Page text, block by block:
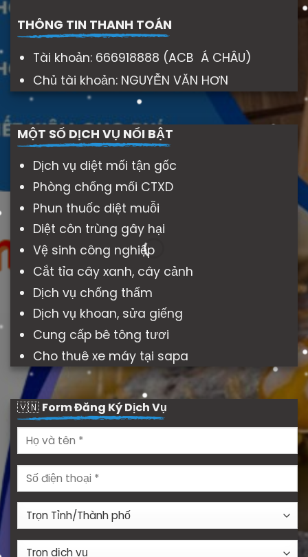
THÔNG TIN THANH TOÁN
Tài khoản: 666918888 (ACB Á CHÂU)
Chủ tài khoản: NGUYỄN VĂN HƠN
MỘT SỐ DỊCH VỤ NỔI BẬT
Dịch vụ diệt mối tận gốc
Phòng chống mối CTXD
Phun thuốc diệt muỗi
Diệt côn trùng gây hại
Vệ sinh công nghiệp
Cắt tỉa cây xanh, cây cảnh
Dịch vụ chống thấm
Dịch vụ khoan, sửa giếng
Cung cấp bê tông tươi
Cho thuê xe máy tại sapa
🇻🇳 Form Đăng Ký Dịch Vụ